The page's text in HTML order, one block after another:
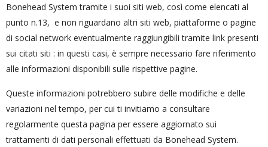
Bonehead System tramite i suoi siti web, così come elencati al
punto n.13, e non riguardano altri siti web, piattaforme o pagine
di social network eventualmente raggiungibili tramite link presenti
sui citati siti : in questi casi, è sempre necessario fare riferimento
alle informazioni disponibili sulle rispettive pagine.
Queste informazioni potrebbero subire delle modifiche e delle
variazioni nel tempo, per cui ti invitiamo a consultare
regolarmente questa pagina per essere aggiornato sui
trattamenti di dati personali effettuati da Bonehead System.